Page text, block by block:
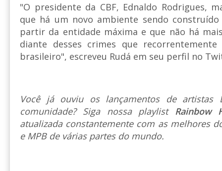
"O presidente da CBF, Ednaldo Rodrigues,
que há um novo ambiente sendo
partir da entidade máxima e que não há
diante desses crimes que
brasileiro", escreveu Rudá em seu perfil no
Você já ouviu os lançamentos de artistas
comunidade? Siga nossa playlist Rainbow
atualizada constantemente com as melhores
e MPB de várias partes do mundo.